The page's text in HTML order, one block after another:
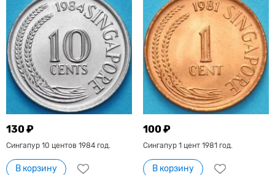
130 ₽
Сингапур 10 центов 1984 год.
В корзину
100 ₽
Сингапур 1 цент 1981 год.
В корзину